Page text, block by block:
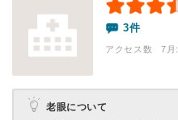
3件
アクセス数 7月:
老眼について